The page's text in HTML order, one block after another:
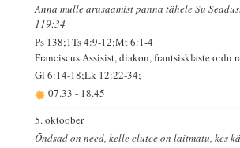
Anna mulle arusaamist panna tähele Su
119:34
Ps 138;1Ts 4:9-12;Mt 6:1-4
Franciscus Assisist, diakon, frantsisklaste ordu
Gl 6:14-18;Lk 12:22-34;
07.33 - 18.45
5. oktoober
Õndsad on need, kelle elutee on laitmatu, kes